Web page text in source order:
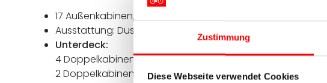
Zustimmung
Diese Webseite verwendet Cookies
17 Außenkabinen, ca. 14 m²
Ausstattung: Dusche / WC, individuell regulierbare
Unterdeck:
4 Doppelkabinen mit Einzelbetten
2 Doppelkabinen mit französischem Bett